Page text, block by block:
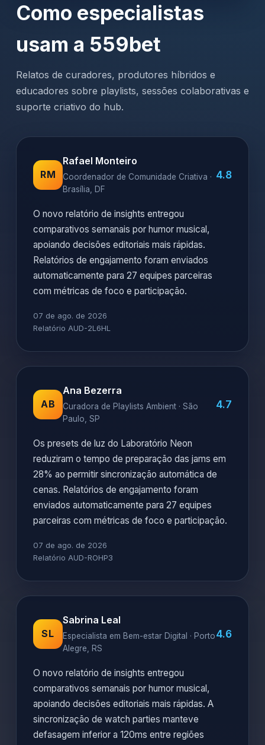
Como especialistas
usam a 559bet
Relatos de curadores, produtores híbridos e
educadores sobre playlists, sessões colaborativas e
suporte criativo do hub.
RM
Rafael Monteiro
Coordenador de Comunidade Criativa ·
Brasília, DF
4.8
O novo relatório de insights entregou
comparativos semanais por humor musical,
apoiando decisões editoriais mais rápidas.
Relatórios de engajamento foram enviados
automaticamente para 27 equipes parceiras
com métricas de foco e participação.
07 de ago. de 2026
Relatório AUD-2L6HL
AB
Ana Bezerra
Curadora de Playlists Ambient · São
Paulo, SP
4.7
Os presets de luz do Laboratório Neon
reduziram o tempo de preparação das jams em
28% ao permitir sincronização automática de
cenas. Relatórios de engajamento foram
enviados automaticamente para 27 equipes
parceiras com métricas de foco e participação.
07 de ago. de 2026
Relatório AUD-ROHP3
SL
Sabrina Leal
Especialista em Bem-estar Digital · Porto
Alegre, RS
4.6
O novo relatório de insights entregou
comparativos semanais por humor musical,
apoiando decisões editoriais mais rápidas. A
sincronização de watch parties manteve
defasagem inferior a 120ms entre regiões